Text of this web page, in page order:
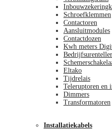
Schroefklemmen
Contactoren
Aansluitmodules
Contactdozen
Kwh meters
Bedrijfsurenteller
Eltako
Tijdrelais
Teleruptoren en
Dimmers
Transformatoren
Installatiekabels